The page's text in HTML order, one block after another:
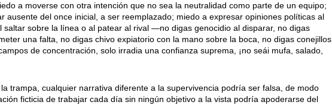
a moverse con otra intención que no sea la neutralidad como parte de un equipo;
ausente del once inicial, a ser reemplazado; miedo a expresar opiniones políticas al
saltar sobre la línea o al patear al rival —no digas genocidio al disparar, no digas
una falta, no digas chivo expiatorio con la mano sobre la boca, no digas conejillos
de concentración, solo irradia una confianza suprema, ¡no seái mufa, salado,
trampa, cualquier narrativa diferente a la supervivencia podría ser falsa, de modo
ficticia de trabajar cada día sin ningún objetivo a la vista podría apoderarse del